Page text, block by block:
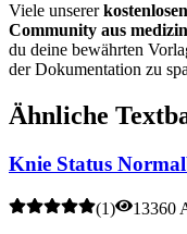
Viele unserer
Community aus
du deine bewährten
der Dokumentation zu
Ähnliche
Knie Status
(1)
13360